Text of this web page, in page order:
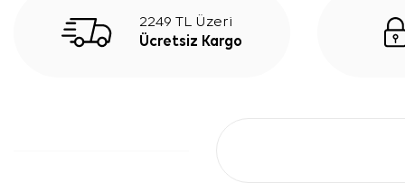
2249 TL Üzeri
Ücretsiz Kargo